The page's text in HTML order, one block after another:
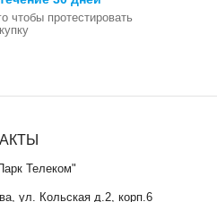
чтобы протестировать
Телеком"
ул. Кольская д.2, корп.6